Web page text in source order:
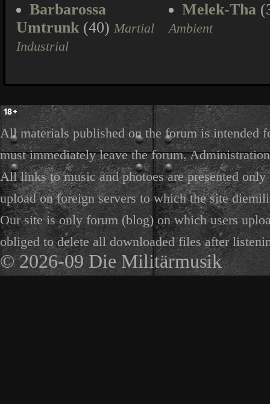
Barbarossa
Umtrunk(40) Martial
Industrial
Melek-Tha
Ambient
All materials published on the forum is intended
must immediately leave the forum.
All links to music and photoes are presented
upload on foreign servers to which the site
Our site is only forum (blog) on which users
obliged to delete all downloaded files after
© 2026-09 Die Militärmusik